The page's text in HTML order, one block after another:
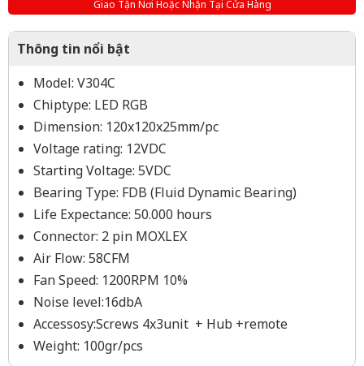
Giao Tận Nơi Hoặc Nhận Tại Cửa Hàng
Thông tin nổi bật
Model: V304C
Chiptype: LED RGB
Dimension: 120x120x25mm/pc
Voltage rating: 12VDC
Starting Voltage: 5VDC
Bearing Type: FDB (Fluid Dynamic Bearing)
Life Expectance: 50.000 hours
Connector: 2 pin MOXLEX
Air Flow: 58CFM
Fan Speed: 1200RPM 10%
Noise level:16dbA
Accessosy:Screws 4x3unit + Hub +remote
Weight: 100gr/pcs